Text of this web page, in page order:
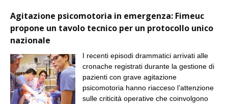
Agitazione psicomotoria in emergenza: Fimeuc
propone un tavolo tecnico per un protocollo unico
nazionale
I recenti episodi drammatici arrivati alle
cronache registrati durante la gestione di
pazienti con grave agitazione
psicomotoria hanno riacceso l’attenzione
sulle criticità operative che coinvolgono